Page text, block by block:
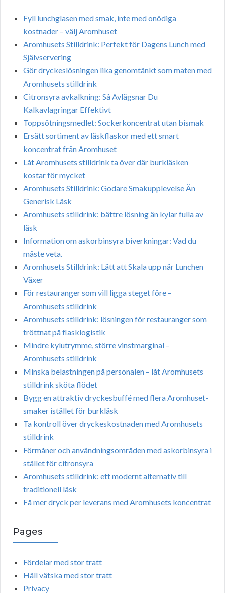
Fyll lunchglasen med smak, inte med onödiga
kostnader – välj Aromhuset
Aromhusets Stilldrink: Perfekt för Dagens Lunch med
Självservering
Gör dryckeslösningen lika genomtänkt som maten med
Aromhusets stilldrink
Citronsyra avkalkning: Så Avlägsnar Du
Kalkavlagringar Effektivt
Toppsötningsmedlet: Sockerkoncentrat utan bismak
Ersätt sortiment av läskflaskor med ett smart
koncentrat från Aromhuset
Låt Aromhusets stilldrink ta över där burkläsken
kostar för mycket
Aromhusets Stilldrink: Godare Smakupplevelse Än
Generisk Läsk
Aromhusets stilldrink: bättre lösning än kylar fulla av
läsk
Information om askorbinsyra biverkningar: Vad du
måste veta.
Aromhusets Stilldrink: Lätt att Skala upp när Lunchen
Växer
För restauranger som vill ligga steget före –
Aromhusets stilldrink
Aromhusets stilldrink: lösningen för restauranger som
tröttnat på flasklogistik
Mindre kylutrymme, större vinstmarginal –
Aromhusets stilldrink
Minska belastningen på personalen – låt Aromhusets
stilldrink sköta flödet
Bygg en attraktiv dryckesbuffé med flera Aromhuset-
smaker istället för burkläsk
Ta kontroll över dryckeskostnaden med Aromhusets
stilldrink
Förmåner och användningsområden med askorbinsyra i
stället för citronsyra
Aromhusets stilldrink: ett modernt alternativ till
traditionell läsk
Få mer dryck per leverans med Aromhusets koncentrat
Pages
Fördelar med stor tratt
Häll vätska med stor tratt
Privacy